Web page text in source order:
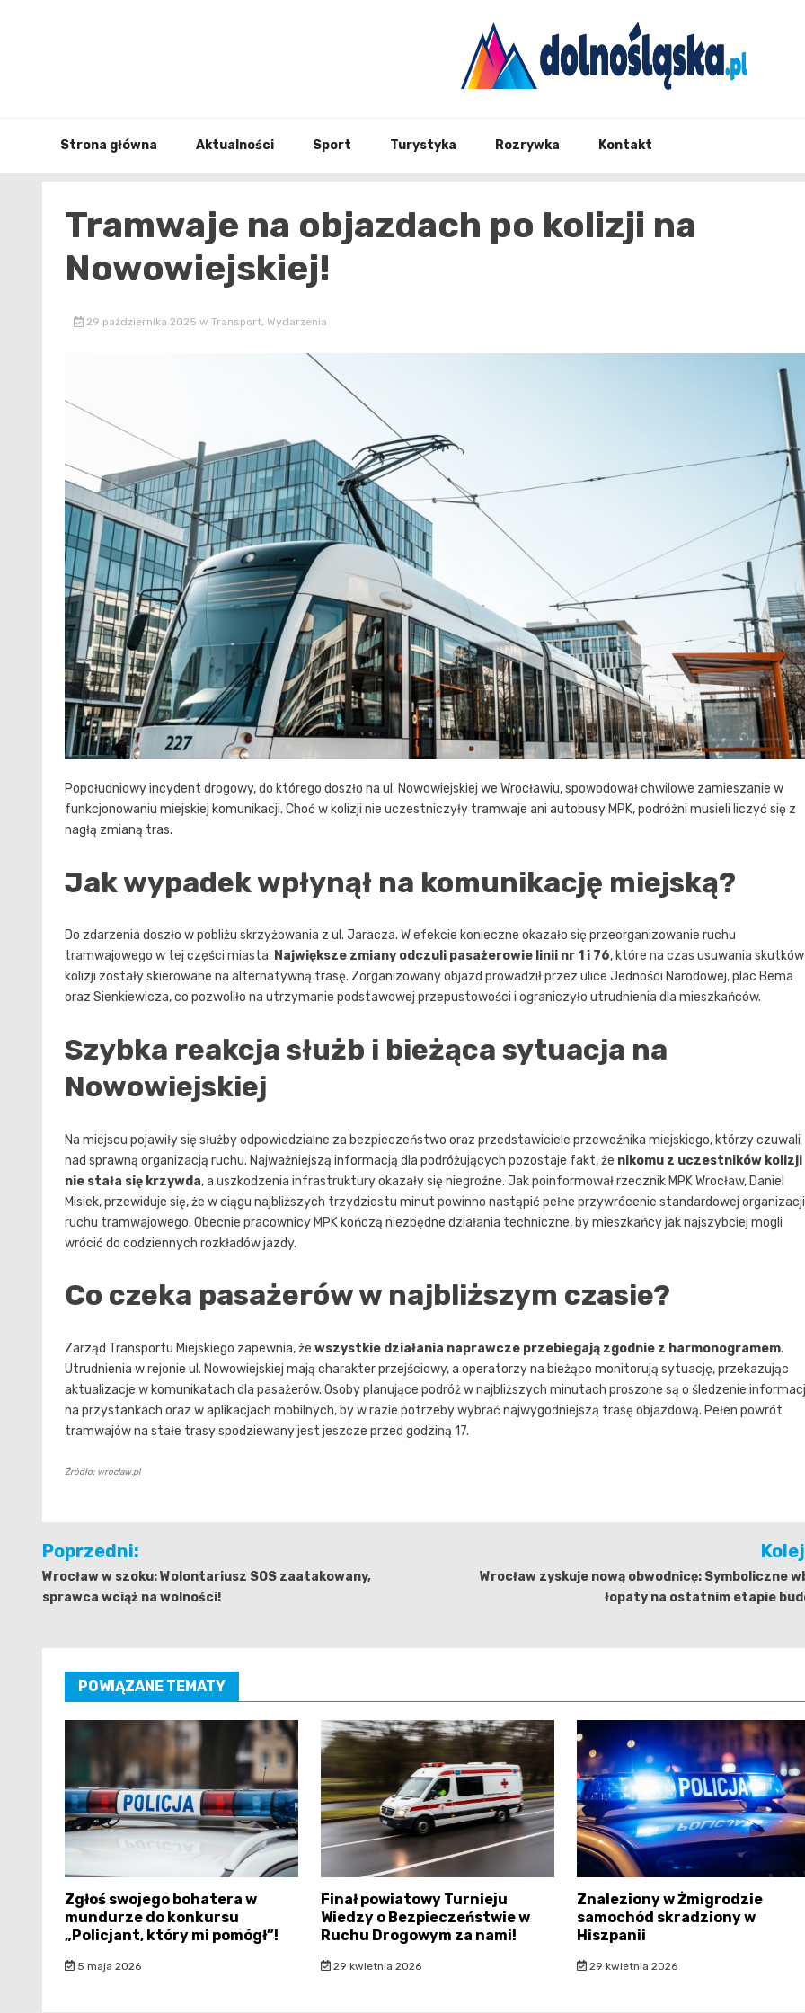
Strona główna Aktualności Sport Turystyka Rozrywka Kontakt
Tramwaje na objazdach po kolizji na
Nowowiejskiej!
29 października 2025 w Transport, Wydarzenia
Popołudniowy incydent drogowy, do którego doszło na ul. Nowowiejskiej we Wrocławiu, spowodował chwilowe zamieszanie w
funkcjonowaniu miejskiej komunikacji. Choć w kolizji nie uczestniczyły tramwaje ani autobusy MPK, podróżni musieli liczyć się z
nagłą zmianą tras.
Jak wypadek wpłynął na komunikację miejską?
Do zdarzenia doszło w pobliżu skrzyżowania z ul. Jaracza. W efekcie konieczne okazało się przeorganizowanie ruchu
tramwajowego w tej części miasta. Największe zmiany odczuli pasażerowie linii nr 1 i 76, które na czas usuwania skutków
kolizji zostały skierowane na alternatywną trasę. Zorganizowany objazd prowadził przez ulice Jedności Narodowej, plac Bema
oraz Sienkiewicza, co pozwoliło na utrzymanie podstawowej przepustowości i ograniczyło utrudnienia dla mieszkańców.
Szybka reakcja służb i bieżąca sytuacja na
Nowowiejskiej
Na miejscu pojawiły się służby odpowiedzialne za bezpieczeństwo oraz przedstawiciele przewoźnika miejskiego, którzy czuwali
nad sprawną organizacją ruchu. Najważniejszą informacją dla podróżujących pozostaje fakt, że nikomu z uczestników kolizji
nie stała się krzywda, a uszkodzenia infrastruktury okazały się niegroźne. Jak poinformował rzecznik MPK Wrocław, Daniel
Misiek, przewiduje się, że w ciągu najbliższych trzydziestu minut powinno nastąpić pełne przywrócenie standardowej organizacji
ruchu tramwajowego. Obecnie pracownicy MPK kończą niezbędne działania techniczne, by mieszkańcy jak najszybciej mogli
wrócić do codziennych rozkładów jazdy.
Co czeka pasażerów w najbliższym czasie?
Zarząd Transportu Miejskiego zapewnia, że wszystkie działania naprawcze przebiegają zgodnie z harmonogramem.
Utrudnienia w rejonie ul. Nowowiejskiej mają charakter przejściowy, a operatorzy na bieżąco monitorują sytuację, przekazując
aktualizacje w komunikatach dla pasażerów. Osoby planujące podróż w najbliższych minutach proszone są o śledzenie
na przystankach oraz w aplikacjach mobilnych, by w razie potrzeby wybrać najwygodniejszą trasę objazdową. Pełen powrót
tramwajów na stałe trasy spodziewany jest jeszcze przed godziną 17.
Źródło: wroclaw.pl
Nawigacja
wpisu
Poprzedni:
Wrocław w szoku: Wolontariusz SOS zaatakowany,
sprawca wciąż na wolności!
Wrocław zyskuje nową obwodnicę: Symboliczne
łopaty na ostatnim etapie
POWIĄZANE TEMATY
Zgłoś swojego bohatera w
mundurze do konkursu
„Policjant, który mi pomógł”!
5 maja 2026
Finał powiatowy Turnieju
Wiedzy o Bezpieczeństwie w
Ruchu Drogowym za nami!
29 kwietnia 2026
Znaleziony w Żmigrodzie
samochód skradziony w
Hiszpanii
29 kwietnia 2026